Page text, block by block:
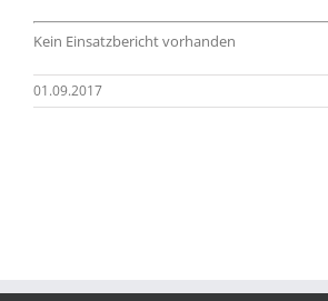
Kein Einsatzbericht vorhanden
01.09.2017